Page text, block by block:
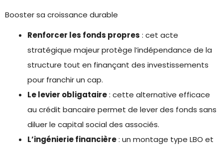
Booster sa croissance durable
Renforcer les fonds propres : cet acte
stratégique majeur protège l’indépendance de la
structure tout en finançant des investissements
pour franchir un cap.
Le levier obligataire: cette alternative efficace
au crédit bancaire permet de lever des fonds sans
diluer le capital social des associés.
L’ingénierie financière: un montage type LBO et